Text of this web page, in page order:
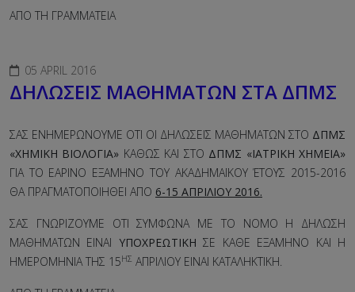
ΑΠΟ ΤΗ ΓΡΑΜΜΑΤΕΙΑ
05 APRIL 2016
ΔΗΛΩΣΕΙΣ ΜΑΘΗΜΑΤΩΝ ΣΤA ΔΠΜΣ
ΣΑΣ ΕΝΗΜΕΡΩΝΟΥΜΕ ΟΤΙ ΟΙ ΔΗΛΩΣΕΙΣ ΜΑΘΗΜΑΤΩΝ ΣΤΟ ΔΠΜΣ
«ΧΗΜΙΚΗ ΒΙΟΛΟΓΙΑ» ΚΑΘΩΣ ΚΑΙ ΣΤΟ ΔΠΜΣ «ΙΑΤΡΙΚΗ ΧΗΜΕΙΑ»
ΓΙΑ ΤΟ ΕΑΡΙΝΟ ΕΞΑΜΗΝΟ ΤΟΥ ΑΚΑΔΗΜΑΪΚΟΥ ΈΤΟΥΣ 2015-2016
ΘΑ ΠΡΑΓΜΑΤΟΠΟΙΗΘΕΙ ΑΠΟ 6-15 ΑΠΡΙΛΙΟΥ 2016.
ΣΑΣ ΓΝΩΡΙΖΟΥΜΕ ΟΤΙ ΣΥΜΦΩΝΑ ΜΕ ΤΟ ΝΟΜΟ Η ΔΗΛΩΣΗ
ΜΑΘΗΜΑΤΩΝ ΕΙΝΑΙ ΥΠΟΧΡΕΩΤΙΚΗ ΣΕ ΚΑΘΕ ΕΞΑΜΗΝΟ ΚΑΙ Η
ΗΜΕΡΟΜΗΝΙΑ ΤΗΣ 15ΗΣ ΑΠΡΙΛΙΟΥ ΕΙΝΑΙ ΚΑΤΑΛΗΚΤΙΚΗ.